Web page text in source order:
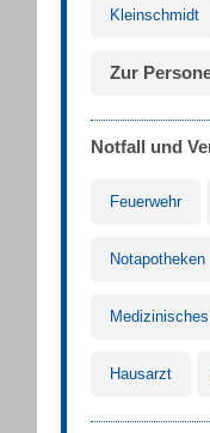
Kleinschmidt
Zur
Notfall und
Feuerwehr
Notapotheken
Hausarzt